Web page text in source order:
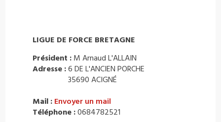
LIGUE DE FORCE BRETAGNE
Président : M Arnaud L'ALLAIN
Adresse :6 DE L'ANCIEN PORCHE
35690 ACIGNÉ
Mail : Envoyer un mail
Téléphone :0684782521